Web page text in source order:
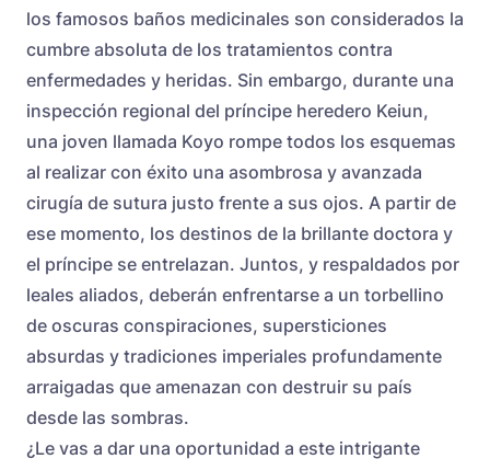
los famosos baños medicinales son considerados la
cumbre absoluta de los tratamientos contra
enfermedades y heridas. Sin embargo, durante una
inspección regional del príncipe heredero Keiun,
una joven llamada Koyo rompe todos los esquemas
al realizar con éxito una asombrosa y avanzada
cirugía de sutura justo frente a sus ojos. A partir de
ese momento, los destinos de la brillante doctora y
el príncipe se entrelazan. Juntos, y respaldados por
leales aliados, deberán enfrentarse a un torbellino
de oscuras conspiraciones, supersticiones
absurdas y tradiciones imperiales profundamente
arraigadas que amenazan con destruir su país
desde las sombras.
¿Le vas a dar una oportunidad a este intrigante